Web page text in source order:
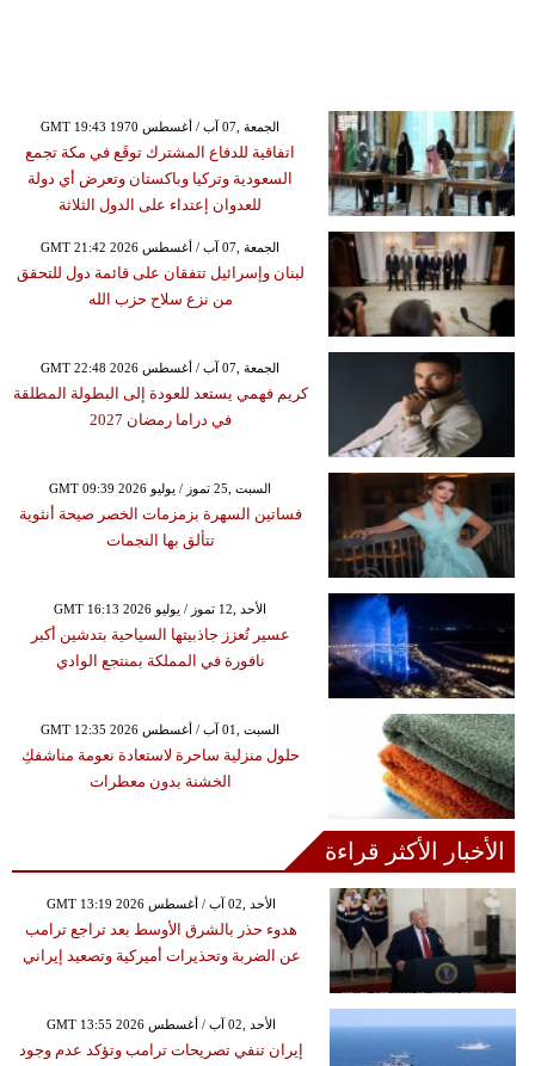
GMT 19:43 1970 الجمعة ,07 آب / أغسطس
اتفاقية للدفاع المشترك توقَع في مكة تجمع
السعودية وتركيا وباكستان وتعرض أي دولة
للعدوان إعتداء على الدول الثلاثة
GMT 21:42 2026 الجمعة ,07 آب / أغسطس
لبنان وإسرائيل تتفقان على قائمة دول للتحقق
من نزع سلاح حزب الله
GMT 22:48 2026 الجمعة ,07 آب / أغسطس
كريم فهمي يستعد للعودة إلى البطولة المطلقة
في دراما رمضان 2027
GMT 09:39 2026 السبت ,25 تموز / يوليو
فساتين السهرة بزمزمات الخصر صيحة أنثوية
تتألق بها النجمات
GMT 16:13 2026 الأحد ,12 تموز / يوليو
عسير تُعزز جاذبيتها السياحية بتدشين أكبر
نافورة في المملكة بمنتجع الوادي
GMT 12:35 2026 السبت ,01 آب / أغسطس
حلول منزلية ساحرة لاستعادة نعومة مناشفكِ
الخشنة بدون معطرات
الأخبار الأكثر قراءة
GMT 13:19 2026 الأحد ,02 آب / أغسطس
هدوء حذر بالشرق الأوسط بعد تراجع ترامب
عن الضربة وتحذيرات أميركية وتصعيد إيراني
GMT 13:55 2026 الأحد ,02 آب / أغسطس
إيران تنفي تصريحات ترامب وتؤكد عدم وجود